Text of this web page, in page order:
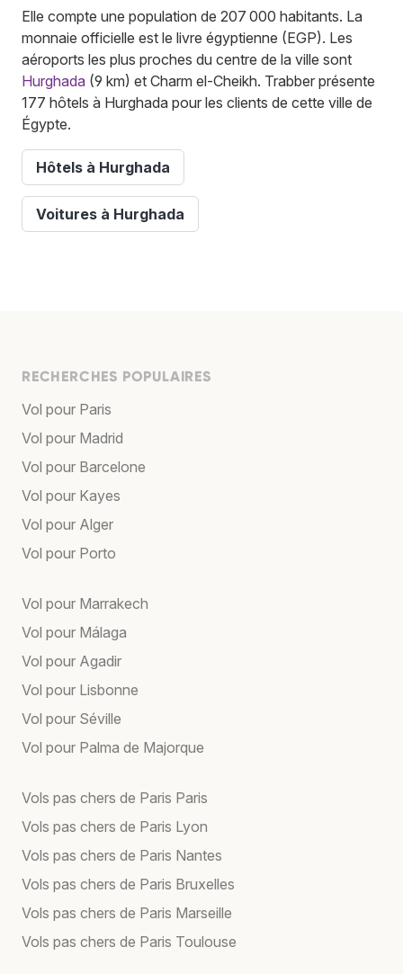
Elle compte une population de 207 000 habitants. La
monnaie officielle est le livre égyptienne (EGP). Les
aéroports les plus proches du centre de la ville sont
Hurghada (9 km) et Charm el-Cheikh. Trabber présente
177 hôtels à Hurghada pour les clients de cette ville de
Égypte.
Hôtels à Hurghada
Voitures à Hurghada
RECHERCHES POPULAIRES
Vol pour Paris
Vol pour Madrid
Vol pour Barcelone
Vol pour Kayes
Vol pour Alger
Vol pour Porto
Vol pour Marrakech
Vol pour Málaga
Vol pour Agadir
Vol pour Lisbonne
Vol pour Séville
Vol pour Palma de Majorque
Vols pas chers de Paris Paris
Vols pas chers de Paris Lyon
Vols pas chers de Paris Nantes
Vols pas chers de Paris Bruxelles
Vols pas chers de Paris Marseille
Vols pas chers de Paris Toulouse